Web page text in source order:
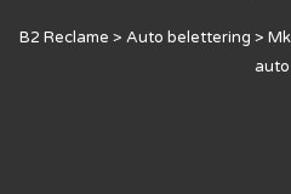
B2 Reclame > Auto belettering >
auto